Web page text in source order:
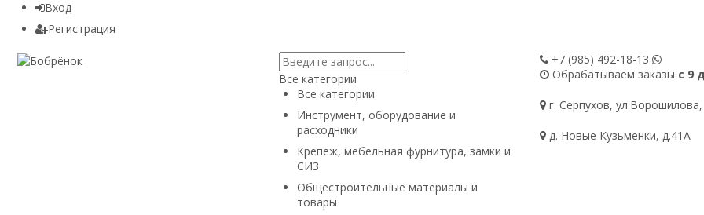
Вход
Регистрация
Все категории
Все категории
Инструмент, оборудование и
расходники
Крепеж, мебельная фурнитура, замки и
СИЗ
Общестроительные материалы и
товары
+7 (985) 492-18-13
Обрабатываем заказы с 9
г. Серпухов, ул.Ворошилова,
д. Новые Кузьменки, д.41А